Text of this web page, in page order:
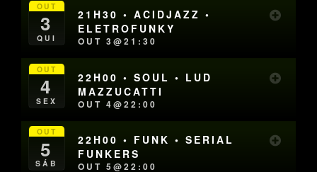
OUT
3
QUI
21H30 • ACIDJAZZ •
ELETROFUNKY
OUT 3@21:30
OUT
4
SEX
22H00 • SOUL • LUD
MAZZUCATTI
OUT 4@22:00
OUT
5
SÁB
22H00 • FUNK • SERIAL
FUNKERS
OUT 5@22:00